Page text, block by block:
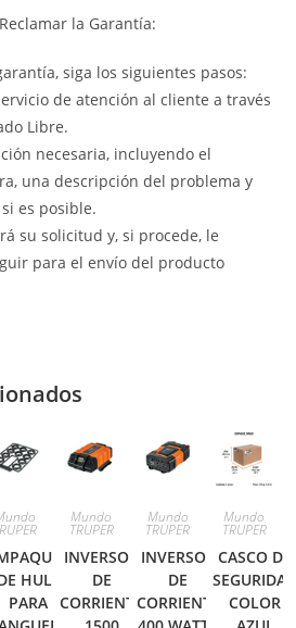
la Garantía:
siga los siguientes pasos:
de atención al cliente a través
Libre.
necesaria, incluyendo el
una descripción del problema y
es posible.
su solicitud y, si procede, le
para el envío del producto
HULE
PARA
Mundo
TRUPER
INVERSOR
DE
CORRIENTE
Mundo
TRUPER
INVERSOR
DE
CORRIENTE
Mundo
TRUPER
CASCO DE
COLOR